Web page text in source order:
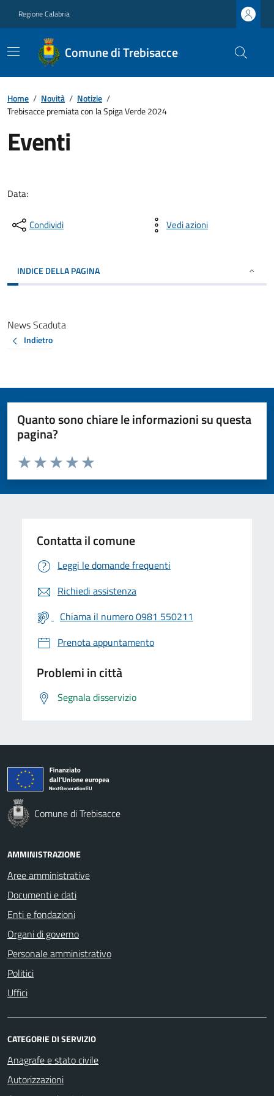
Regione Calabria
Comune di Trebisacce
Home / Novità / Notizie /
Trebisacce premiata con la Spiga Verde 2024
Eventi
Data:
Condividi Vedi azioni
INDICE DELLA PAGINA
News Scaduta
Indietro
Quanto sono chiare le informazioni su questa
pagina?
Valuta da 1 a 5 stelle la pagina
Valuta 5 stelle su 5
Valuta 4 stelle su 5
Valuta 3 stelle su 5
Valuta 2 stelle su 5
Valuta 1 stelle su 5
Contatta il comune
Leggi le domande frequenti
Richiedi assistenza
Chiama il numero 0981 550211
Prenota appuntamento
Problemi in città
Segnala disservizio
Comune di Trebisacce
AMMINISTRAZIONE
Aree amministrative
Documenti e dati
Enti e fondazioni
Organi di governo
Personale amministrativo
Politici
Uffici
CATEGORIE DI SERVIZIO
Anagrafe e stato civile
Autorizzazioni